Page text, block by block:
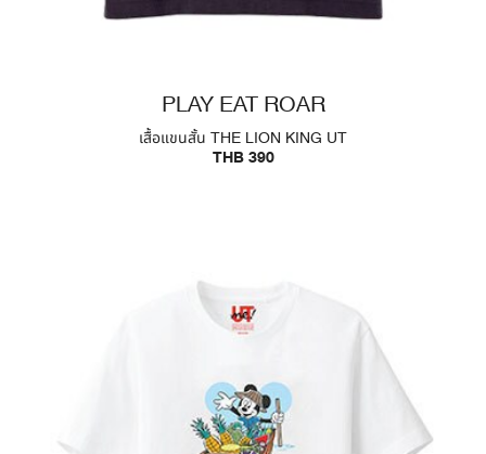
PLAY EAT ROAR
เสื้อแขนสั้น THE LION KING UT
THB 390